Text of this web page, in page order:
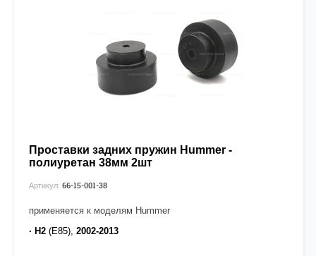
Проставки задних пружин Hummer -
полиуретан 38мм 2шт
Артикул: 66-15-001-38
применяется к моделям Hummer
· H2 (E85), 2002-2013